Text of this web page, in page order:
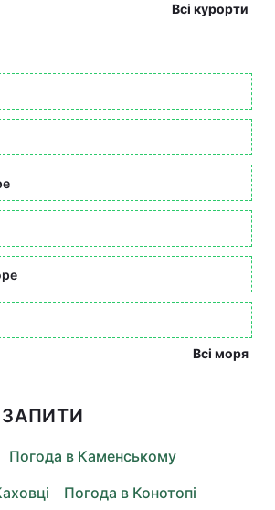
Всі курорти
Всі моря
Погода в Каменському
Погода в Конотопі